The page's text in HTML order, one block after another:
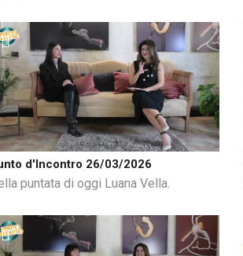
d'Incontro 26/03/2026
puntata di oggi Luana Vella.